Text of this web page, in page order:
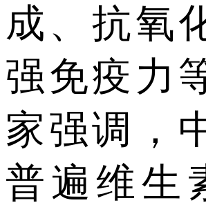
成、抗氧
强免疫力
家强调，
普遍维生